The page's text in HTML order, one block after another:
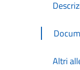
Altri